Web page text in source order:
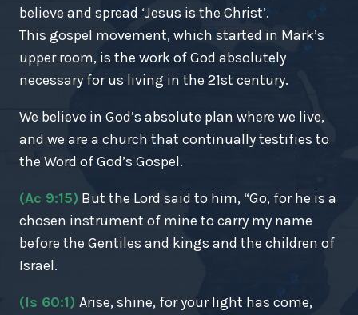
believe and spread ‘Jesus is the Christ’.
This gospel movement, which started in Mark’s
upper room, is the work of God absolutely
necessary for us living in the 21st century.
We believe in God’s absolute plan where we live,
and we are a church that continually testifies to
the Word of God’s Gospel.
(Ac 9:15) But the Lord said to him, “Go, for he is a
chosen instrument of mine to carry my name
before the Gentiles and kings and the children of
Israel.
(Is 60:1) Arise, shine, for your light has come,